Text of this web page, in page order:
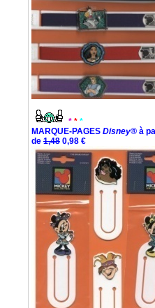
* * *
MARQUE-PAGES Disney® à
de 1,48 0,98 €